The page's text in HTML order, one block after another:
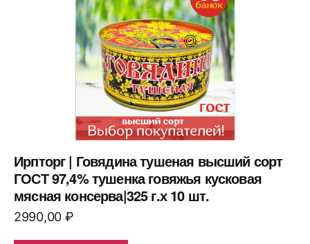
Ирпторг | Говядина тушеная высший сорт
ГОСТ 97,4% тушенка говяжья кусковая
мясная консерва|325 г.х 10 шт.
2990,00 ₽